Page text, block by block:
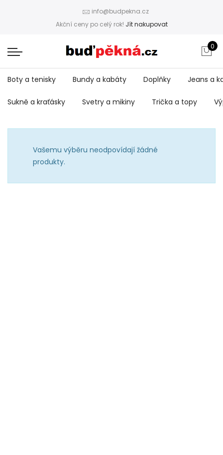
info@budpekna.cz
Akční ceny po celý rok! Jít nakupovat
0
Boty a tenisky Bundy a kabáty Doplňky Jeans a
Sukně a kraťásky Svetry a mikiny Trička a topy
Vašemu výběru neodpovídají žádné
produkty.